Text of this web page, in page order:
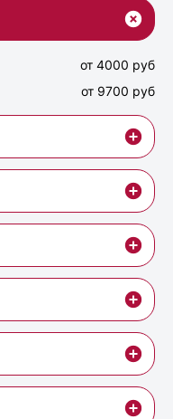
от 4000 руб
от 9700 руб